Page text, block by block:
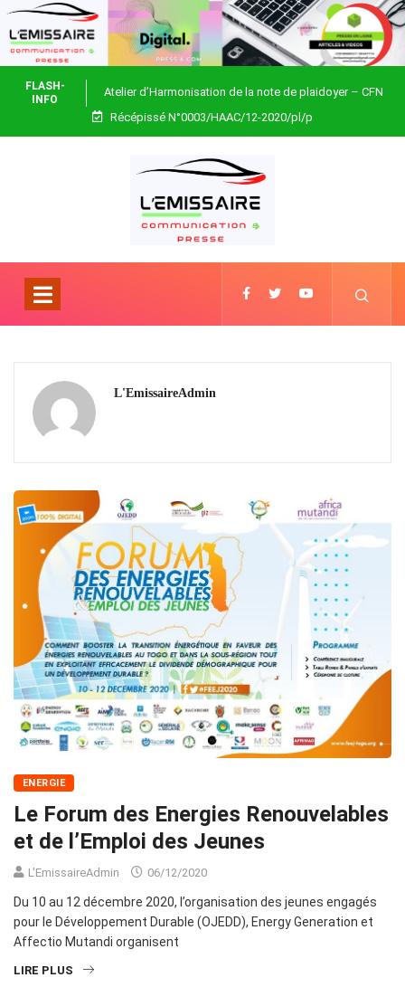
FLASH-
INFO
Atelier d’Harmonisation de la note de plaidoyer – CFN
Togo
Récépissé N°0003/HAAC/12-2020/pl/p
L'EmissaireAdmin
ENERGIE
Le Forum des Energies Renouvelables
et de l’Emploi des Jeunes
L'EmissaireAdmin 06/12/2020
Du 10 au 12 décembre 2020, l’organisation des jeunes engagés
pour le Développement Durable (OJEDD), Energy Generation et
Affectio Mutandi organisent
LIRE PLUS